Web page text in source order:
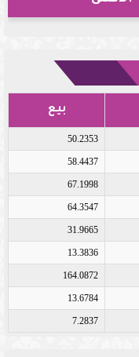
بيع
50.2353
58.4437
67.1998
64.3547
31.9665
13.3836
164.0872
13.6784
7.2837